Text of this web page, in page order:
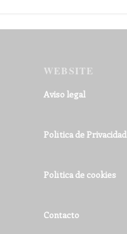
WEBSITE
Aviso legal
Política de Privacidad
Política de cookies
Contacto